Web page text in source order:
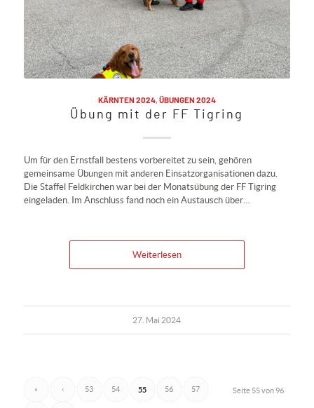
KÄRNTEN 2024, ÜBUNGEN 2024
Übung mit der FF Tigring
Um für den Ernstfall bestens vorbereitet zu sein, gehören
gemeinsame Übungen mit anderen Einsatzorganisationen dazu.
Die Staffel Feldkirchen war bei der Monatsübung der FF Tigring
eingeladen. Im Anschluss fand noch ein Austausch über…
Weiterlesen
27. Mai 2024
Seite 55 von 96
« ‹ 53 54 55 56 57